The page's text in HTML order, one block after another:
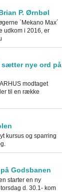
P. Ørnbøl
`Mekano Max´
udkom i 2016, er
sætter nye ord på
modtaget
til en række
kursus og sparring
Godsbanen
starter en ny
d. 30.1- kom